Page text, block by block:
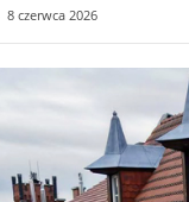
8 czerwca 2026